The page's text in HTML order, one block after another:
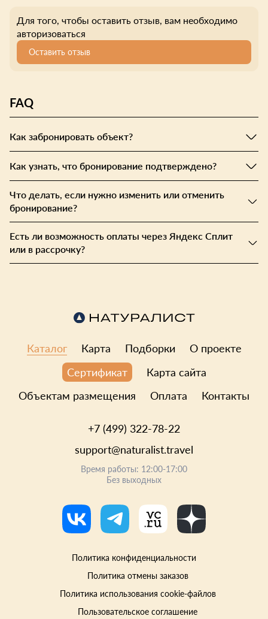
Для того, чтобы оставить отзыв, вам необходимо
авторизоваться
Оставить отзыв
FAQ
Как забронировать объект?
Как узнать, что бронирование подтверждено?
Что делать, если нужно изменить или отменить
бронирование?
Есть ли возможность оплаты через Яндекс Сплит
или в рассрочку?
Каталог Карта Подборки
О проекте
Сертификат
Карта сайта
Объектам размещения
Оплата Контакты
+7 (499) 322-78-22
support@naturalist.travel
Время работы: 12:00-17:00
Без выходных
Политика конфиденциальности
Политика отмены заказов
Политика использования cookie-файлов
Пользовательское соглашение